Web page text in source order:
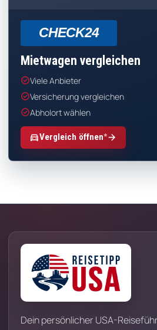
CHECK24
Mietwagen vergleichen
check_circleViele Anbieter
check_circleVersicherung vergleichen
check_circleAbholort wählen
directions_carVergleich öffnen*arrow_forward
Dein persönlicher USA-